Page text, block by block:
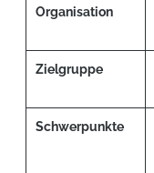
Organisation
Zielgruppe
Schwerpunkte